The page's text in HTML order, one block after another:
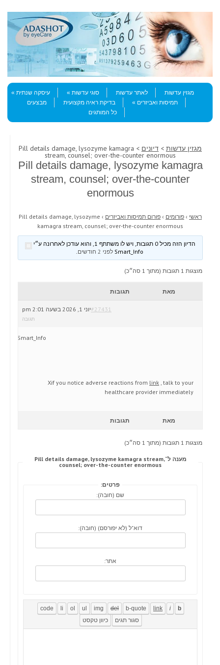
Menu
Skip to content
מגזין עדשות
לאתר עדשות סוגי עדשות
עיסקה שנתית
תמיסות ואביזרים
בדיקת ראיה מקצועית
מבצעים
כל המותגים
מגזין עדשות > דיונים > Pill details damage, lysozyme kamagra
stream, counsel; over-the-counter enormous
Pill details damage, lysozyme kamagra
stream, counsel; over-the-counter
enormous
ראשי › פורומים › פורום תמיסות ואביזרים ›
Pill details damage, lysozyme
kamagra stream, counsel; over-the-counter enormous
הדיון הזה מכיל 0 תגובות, ויש לו משתתף 1, והוא עודכן לאחרונה ע״י
לפני 2 חודשים .
מוצגות 1 תגובות (מתוך 1 סה״כ)
מאת תגובות
יוני 1, 2026 בשעה 2:01 pm#27431
תגובה
Smart_Info
Xif you notice adverse reactions from link , talk to your
healthcare provider immediately
מאת תגובות
מוצגות 1 תגובות (מתוך 1 סה״כ)
מענה ל־Pill details damage, lysozyme kamagra stream,
counsel; over-the-counter enormous
פרטים:
שם (חובה):
דוא"ל (לא יפורסם) (חובה):
אתר: